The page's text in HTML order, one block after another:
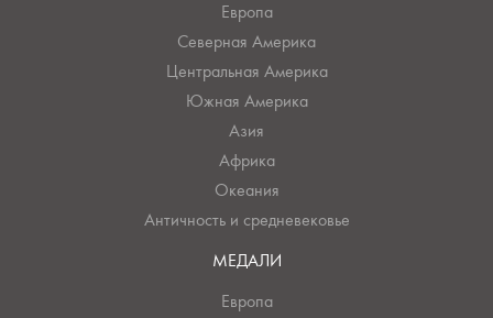
Европа
Северная Америка
Центральная Америка
Южная Америка
Азия
Африка
Океания
Античность и средневековье
МЕДАЛИ
Европа